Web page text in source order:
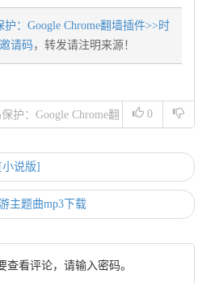
护：Google Chrome翻墙插件>>时
请码 ，转发请注明来源！
0
护：Google Chrome翻
说版]
主题曲mp3下载
查看评论，请输入密码。